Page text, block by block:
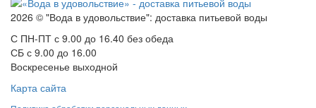
2026 © "Вода в удовольствие": доставка питьевой воды
С ПН-ПТ с 9.00 до 16.40 без обеда
СБ с 9.00 до 16.00
Воскресенье выходной
Карта сайта